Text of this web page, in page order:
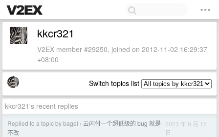
kkcr321
V2EX member #29250, joined on 2012-11-02 16:29:37
+08:00
Switch topics list
kkcr321's recent replies
Replied to a topic by bagel › 云闪付一个超低级的 bug 就是
不改
2023 年 9 月 15
日